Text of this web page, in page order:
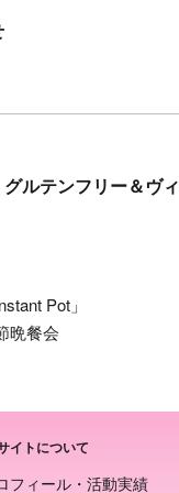
グルテンフリー＆ヴ
Pot」
晩餐会
イトについて
フィール・活動実績